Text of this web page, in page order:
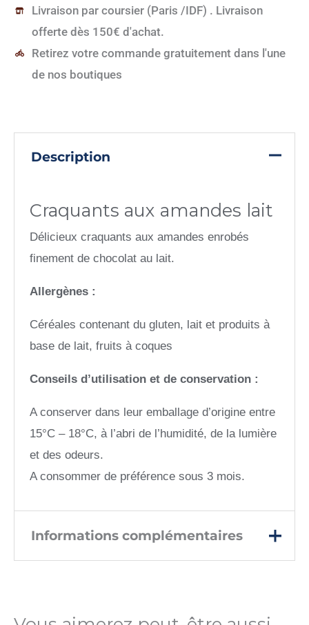
Livraison par coursier (Paris /IDF) . Livraison
offerte dès 150€ d'achat.
Retirez votre commande gratuitement dans l'une
de nos boutiques
Description
Craquants aux amandes lait
Délicieux craquants aux amandes enrobés
finement de chocolat au lait.
Allergènes :
Céréales contenant du gluten, lait et produits à
base de lait, fruits à coques
Conseils d’utilisation et de conservation :
A conserver dans leur emballage d’origine entre
15°C – 18°C, à l’abri de l’humidité, de la lumière
et des odeurs.
A consommer de préférence sous 3 mois.
Informations complémentaires
Prix TTC au